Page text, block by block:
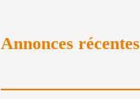
Annonces récentes